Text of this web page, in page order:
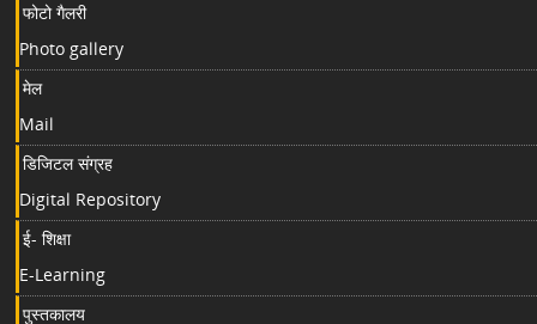
फोटो गैलरी
Photo gallery
मेल
Mail
डिजिटल संग्रह
Digital Repository
ई- शिक्षा
E-Learning
पुस्तकालय